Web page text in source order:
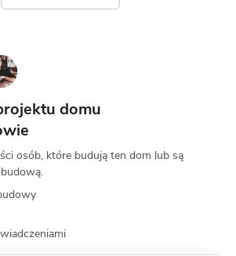
domu
osób, które budują ten dom lub są